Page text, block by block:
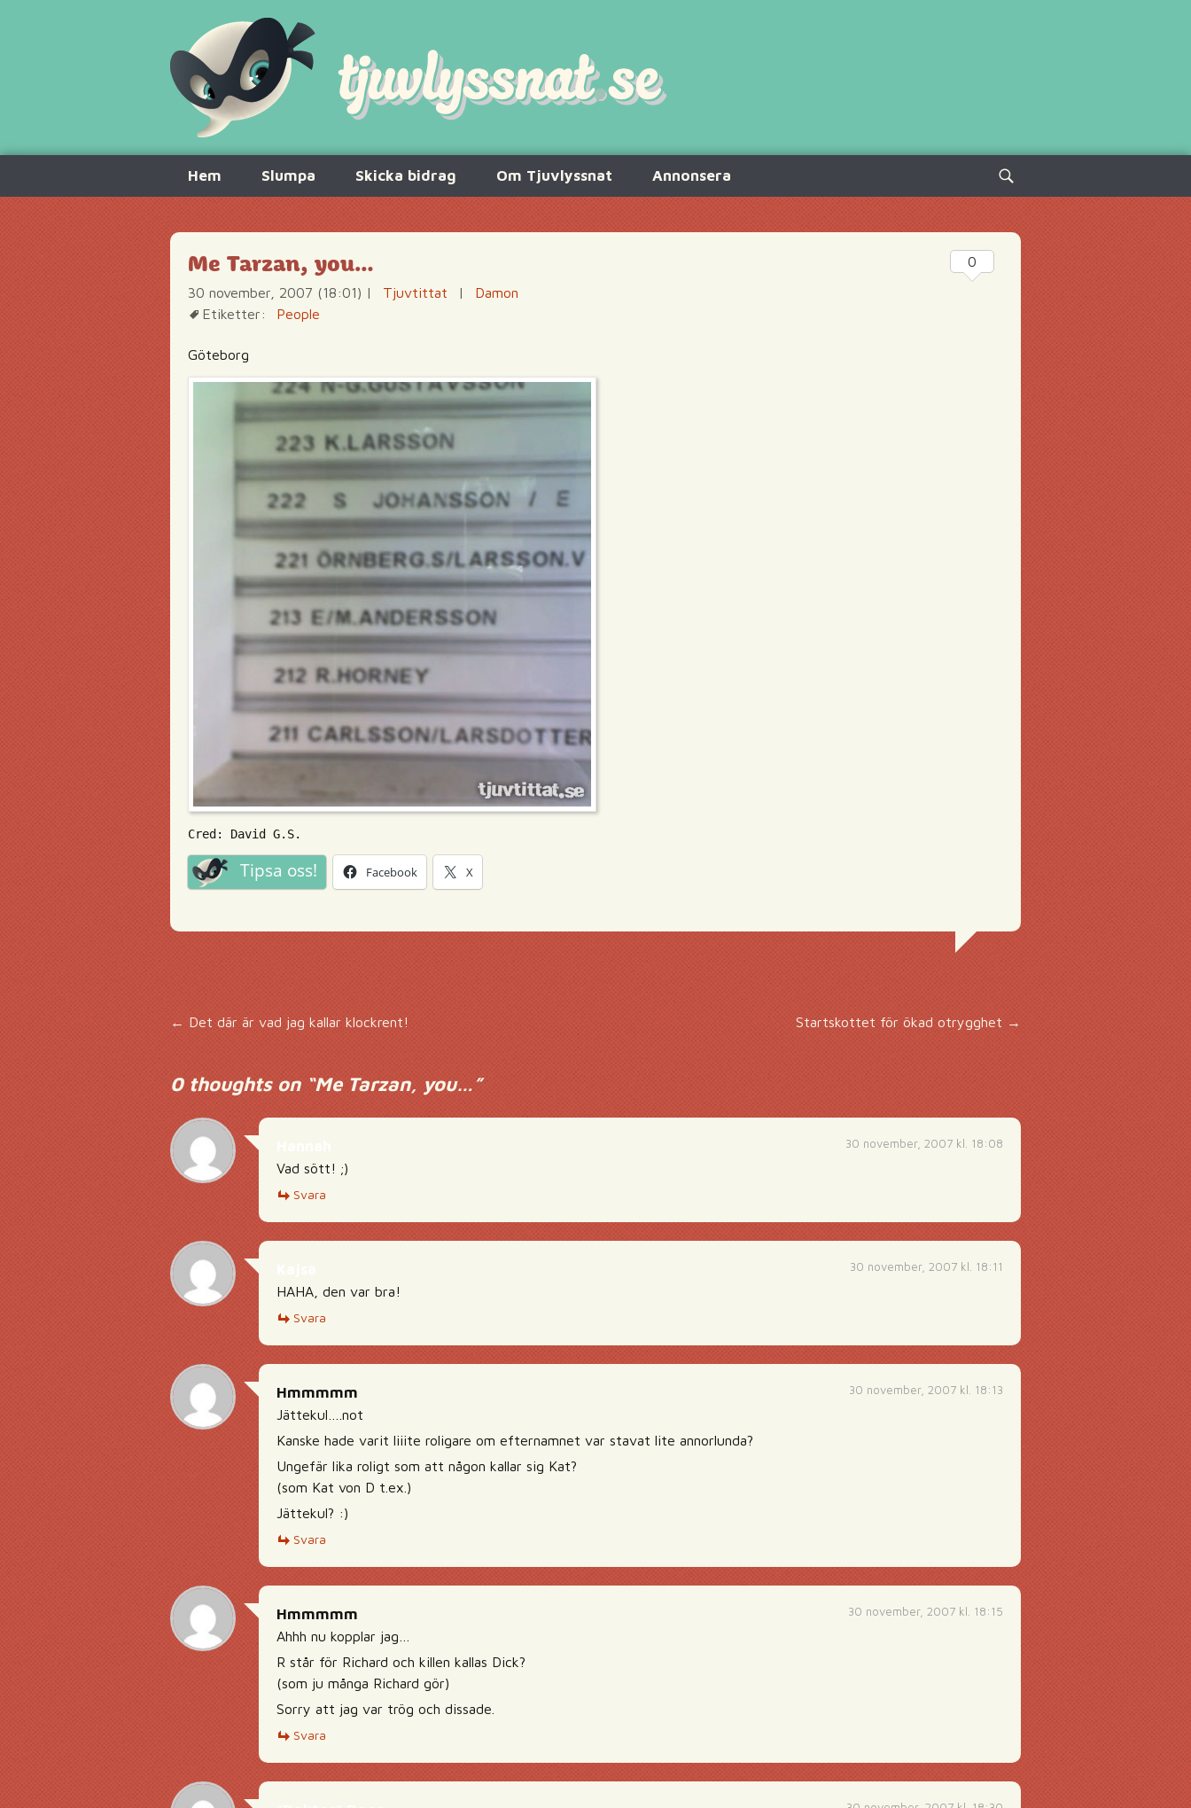
innehåll
Hem Slumpa Skicka bidrag Om Tjuvlyssnat Annonsera
Sök
efter:
Me Tarzan, you…
30 november, 2007 (18:01) | Tjuvtittat |
Damon
Etiketter:
People
Göteborg
Cred: David G.S.
Tipsa oss! Facebook X
0
Inläggsnavigering
←Det där är vad jag kallar klockrent! Startskottet för ökad otrygghet →
0 thoughts on “Me Tarzan, you…”
30 november, 2007 kl. 18:08
Vad sött! ;)
Svara
30 november, 2007 kl. 18:11
HAHA, den var bra!
Svara
30 november, 2007 kl. 18:13
Hmmmmm
Jättekul….not
Kanske hade varit liiite roligare om efternamnet var stavat lite annorlunda?
Ungefär lika roligt som att någon kallar sig Kat?
(som Kat von D t.ex.)
Jättekul? :)
Svara
30 november, 2007 kl. 18:15
Hmmmmm
Ahhh nu kopplar jag…
R står för Richard och killen kallas Dick?
(som ju många Richard gör)
Sorry att jag var trög och dissade.
Svara